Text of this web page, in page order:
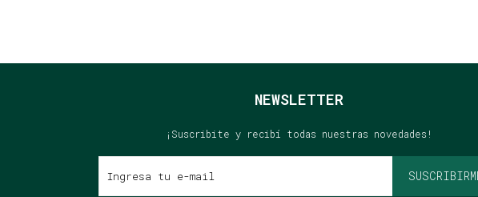
NEWSLETTER
¡Suscribite y recibí todas nuestras novedades!